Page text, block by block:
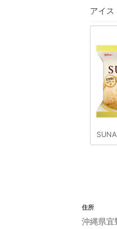
アイス
住所
沖縄県